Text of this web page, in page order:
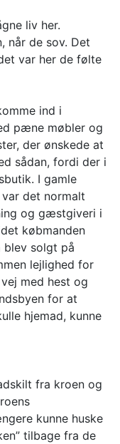
liv her.
når de sov. Det
var her de følte
ind i
pæne møbler og
der ønskede at
sådan, fordi der i
I gamle
det normalt
og gæstgiveri i
købmanden
blev solgt på
lejlighed for
med hest og
for at
hjemad, kunne
fra kroen og
kunne huske
tilbage fra de